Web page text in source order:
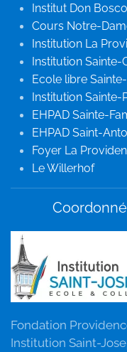
Institut Don Bosco
Cours Notre-
Institution La
Institution Sainte-
Ecole libre
Institution Sainte-
EHPAD Sainte-
EHPAD Saint-
Foyer La
Le Willerhof
Fondation
Institution Saint-